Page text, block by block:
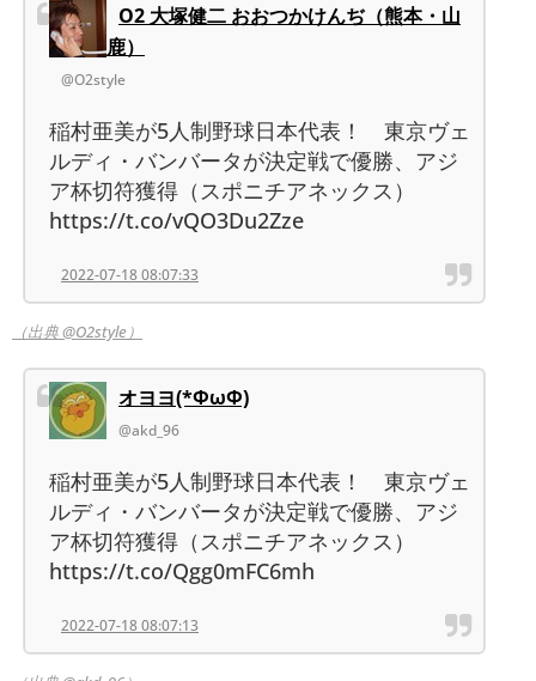
O2 大塚健二 おおつかけんぢ（熊本・山
鹿）
@O2style
稲村亜美が5人制野球日本代表！ 東京ヴェ
ルディ・バンバータが決定戦で優勝、アジ
ア杯切符獲得（スポニチアネックス）
https://t.co/vQO3Du2Zze
2022-07-18 08:07:33
（出典 @O2style）
オヨヨ(*ΦωΦ)
@akd_96
稲村亜美が5人制野球日本代表！ 東京ヴェ
ルディ・バンバータが決定戦で優勝、アジ
ア杯切符獲得（スポニチアネックス）
https://t.co/Qgg0mFC6mh
2022-07-18 08:07:13